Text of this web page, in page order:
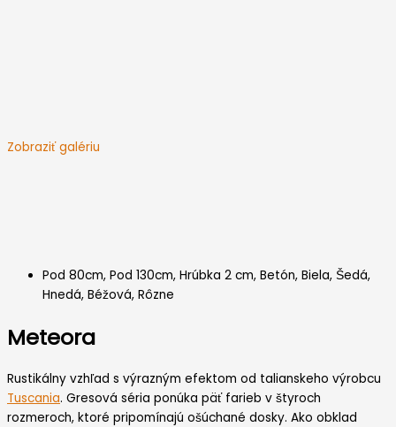
Zobraziť galériu
Pod 80cm, Pod 130cm, Hrúbka 2 cm, Betón, Biela, Šedá,
Hnedá, Béžová, Rôzne
Meteora
Rustikálny vzhľad s výrazným efektom od talianskeho výrobcu
Tuscania. Gresová séria ponúka päť farieb v štyroch
rozmeroch, ktoré pripomínajú ošúchané dosky. Ako obklad